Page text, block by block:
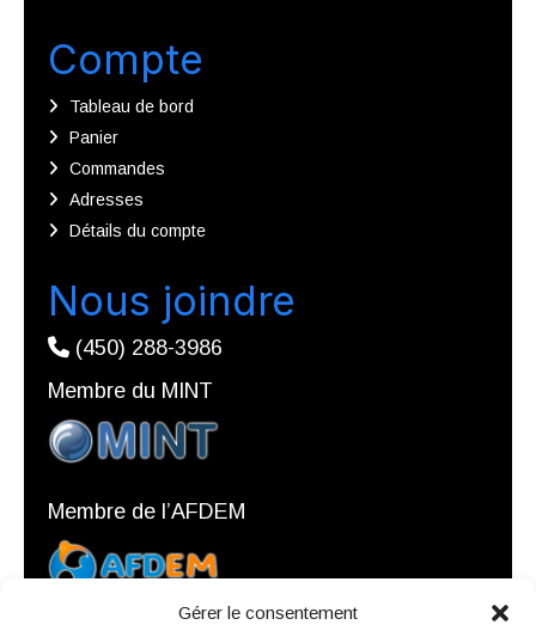
Gérer le consentement
Compte
Tableau de bord
Panier
Commandes
Adresses
Détails du compte
Nous joindre
(450) 288-3986
Membre du MINT
Membre de l’AFDEM